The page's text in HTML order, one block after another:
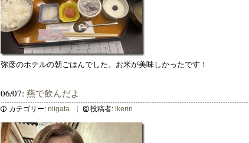
弥彦のホテルの朝ごはんでした。お米が美味しかったです！
06/07: 燕で飲んだよ
カテゴリー: niigata 投稿者: ikeriri